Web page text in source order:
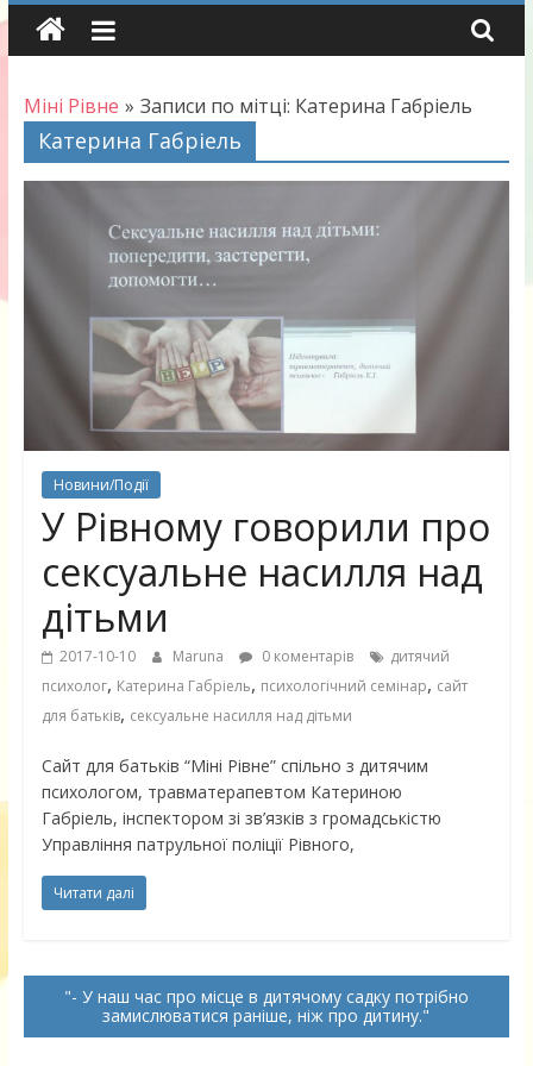
Skip
Міні Рівне » Записи по мітці: Катерина Габріель
Катерина Габріель
Новини/Події
У Рівному говорили про
сексуальне насилля над
дітьми
2017-10-10 Maruna 0 коментарів
дитячий
психолог, Катерина Габріель, психологічний семінар, сайт
для батьків, сексуальне насилля над дітьми
Сайт для батьків “Міні Рівне” спільно з дитячим
психологом, травматерапевтом Катериною
Габріель, інспектором зі зв’язків з громадськістю
Управління патрульної поліції Рівного,
Читати далі
- У наш час про місце в дитячому садку потрібно
замислюватися раніше, ніж про дитину.